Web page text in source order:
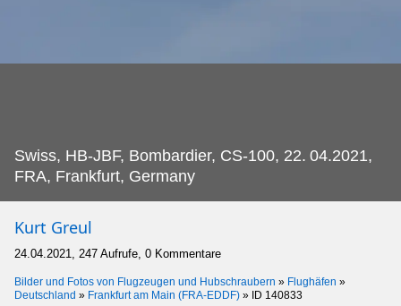
Swiss, HB-JBF, Bombardier, CS-100, 22. 04.2021,
FRA, Frankfurt, Germany
Kurt Greul
24.04.2021, 247 Aufrufe, 0 Kommentare
Bilder und Fotos von Flugzeugen und Hubschraubern » Flughäfen »
Deutschland » Frankfurt am Main (FRA-EDDF) » ID 140833